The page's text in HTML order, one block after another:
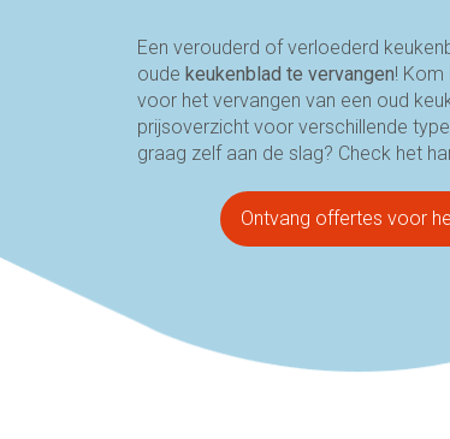
Een verouderd of verloederd
oude keukenblad te vervangen!
voor het vervangen van een oud
prijsoverzicht voor verschillende
graag zelf aan de slag? Check het
Ontvang offertes voor